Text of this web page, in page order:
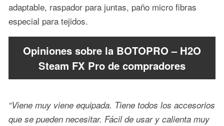
adaptable, raspador para juntas, paño micro fibras
especial para tejidos.
Opiniones sobre la BOTOPRO – H2O
Steam FX Pro de compradores
“Viene muy viene equipada. Tiene todos los accesorios
que se pueden necesitar. Fácil de usar y calienta muy